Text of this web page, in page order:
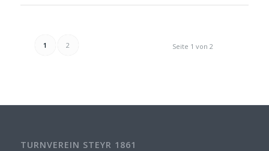
Seite 1 von 2
1 2
TURNVEREIN STEYR 1861